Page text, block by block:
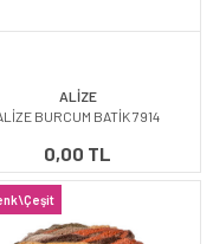
ALİZE
BURCUM BATİK 7914
0,00 TL